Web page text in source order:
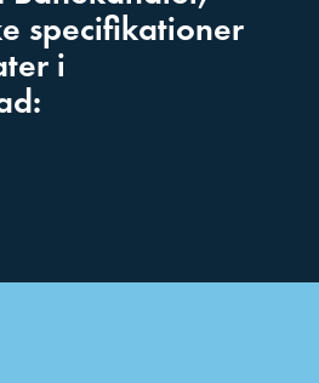
specifikationer
i